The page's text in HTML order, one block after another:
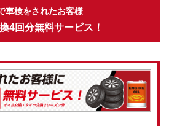
車検をされたお客様
4回分無料サービス！